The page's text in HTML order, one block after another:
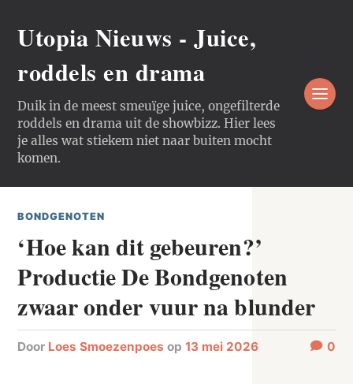
Utopia Nieuws - Juice,
roddels en drama
Duik in de meest smeuïge juice, ongefilterde
roddels en drama uit de showbizz. Hier lees
je alles wat stiekem niet naar buiten mocht
komen.
BONDGENOTEN
‘Hoe kan dit gebeuren?’
Productie De Bondgenoten
zwaar onder vuur na blunder
door Loes Smoezenpoes op13 mei 2026 0